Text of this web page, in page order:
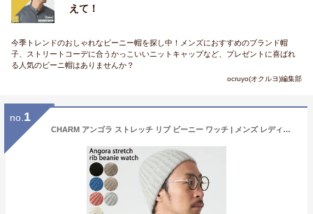
えて！
今季トレンドのおしゃれなビーニー帽を探し中！メンズにおすすめのブランド帽
子、ストリートコーデに合うかっこいいニットキャップなど、プレゼントに喜ばれ
る人気のビーニ帽はありませんか？
ocruyo(オクルヨ)編集部
no. 1
CHARM アンゴラ ストレッチ リブ ビーニー ワッチ | メンズ レディース 秋 冬 秋冬 秋用 冬用 帽子 ニット帽 ニット帽子 ニットキャップ ニットワッチ ワッチキャップ ビーニー帽 ビーニーキャップ ロールキャップ 浅め シンプル おしゃれ あったかい 無地